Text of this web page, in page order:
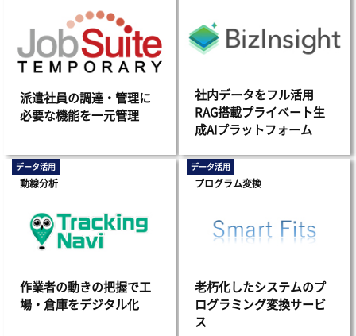
派遣社員の調達・管理に
必要な機能を一元管理
社内データをフル活用
RAG搭載プライベート生
成AIプラットフォーム
データ活用
動線分析
作業者の動きの把握で工
場・倉庫をデジタル化
データ活用
プログラム変換
老朽化したシステムのプ
ログラミング変換サービ
ス